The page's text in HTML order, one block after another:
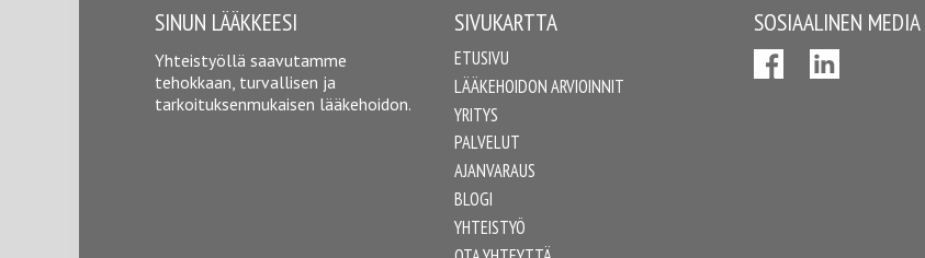
SINUN LÄÄKKEESI
Yhteistyöllä saavutamme
tehokkaan, turvallisen ja
tarkoituksenmukaisen lääkehoidon.
SIVUKARTTA
ETUSIVU
LÄÄKEHOIDON ARVIOINNIT
YRITYS
PALVELUT
AJANVARAUS
BLOGI
YHTEISTYÖ
SOSIAALINEN MEDIA